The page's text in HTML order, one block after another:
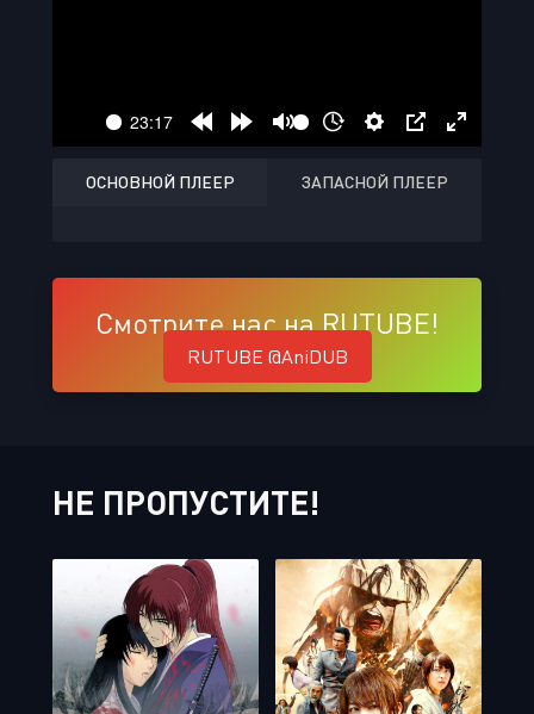
ОСНОВНОЙ ПЛЕЕР ЗАПАСНОЙ ПЛЕЕР
Смотрите нас на RUTUBE!
RUTUBE @AniDUB
НЕ ПРОПУСТИТЕ!